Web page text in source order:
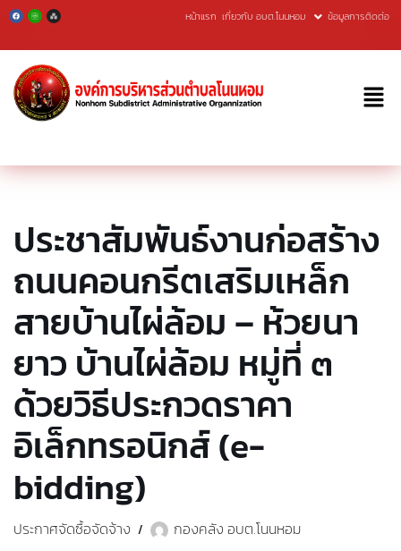
Skip
to
content
หน้าแรก เกี่ยวกับ อบต.โนนหอม ข้อมูลการติดต่อ
ประชาสัมพันธ์งานก่อสร้าง
ถนนคอนกรีตเสริมเหล็ก
สายบ้านไผ่ล้อม – ห้วยนา
ยาว บ้านไผ่ล้อม หมู่ที่ ๓
ด้วยวิธีประกวดราคา
อิเล็กทรอนิกส์ (e-
bidding)
ประกาศจัดซื้อจัดจ้าง กองคลัง อบต.โนนหอม